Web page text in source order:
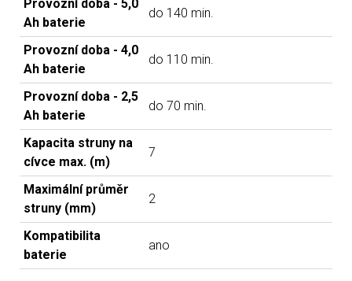
Provozní doba - 5,0
Ah baterie
do 140 min.
Provozní doba - 4,0
Ah baterie
do 110 min.
Provozní doba - 2,5
Ah baterie
do 70 min.
Kapacita struny na
cívce max. (m)
7
Maximální průměr
struny (mm)
2
Kompatibilita
baterie
ano